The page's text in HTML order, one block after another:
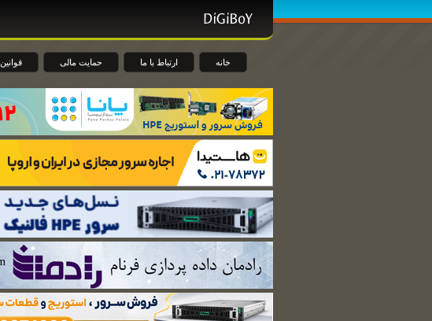
خانه ارتباط با ما حمایت مالی قوانین